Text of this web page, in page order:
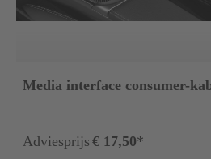
Media interface consumer-
Adviesprijs € 17,50*